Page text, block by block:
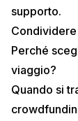
supporto.
Perché
viaggio?
Quando si